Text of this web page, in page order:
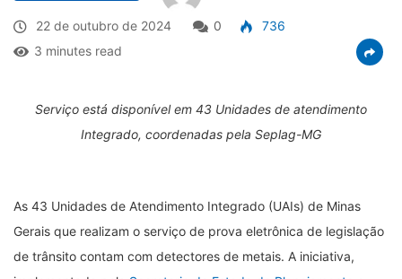
22 de outubro de 2024 0
736
3 minutes read
Serviço está disponível em 43 Unidades de atendimento
Integrado, coordenadas pela Seplag-MG
As 43 Unidades de Atendimento Integrado (UAIs) de Minas
Gerais que realizam o serviço de prova eletrônica de legislação
de trânsito contam com detectores de metais. A iniciativa,